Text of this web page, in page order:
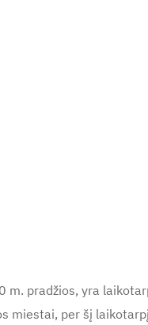
m. pradžios, yra
miestai, per šį laikotarpį